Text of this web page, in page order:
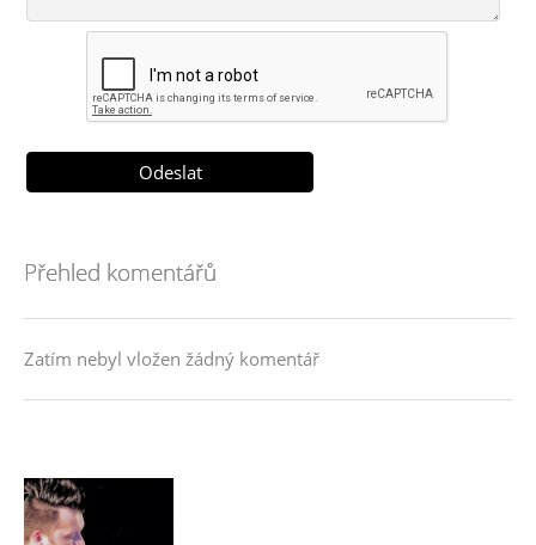
Přehled komentářů
Zatím nebyl vložen žádný komentář